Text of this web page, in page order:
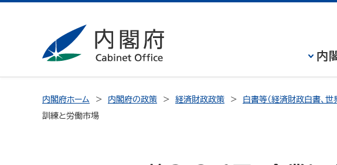
内
内閣府ホーム 内閣府の政策 経済財政政策 白書等（経済財政白書、
訓練と労働市場